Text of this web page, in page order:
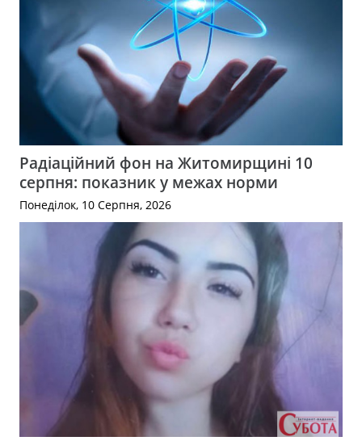
Радіаційний фон на Житомирщині 10
серпня: показник у межах норми
Понеділок, 10 Серпня, 2026